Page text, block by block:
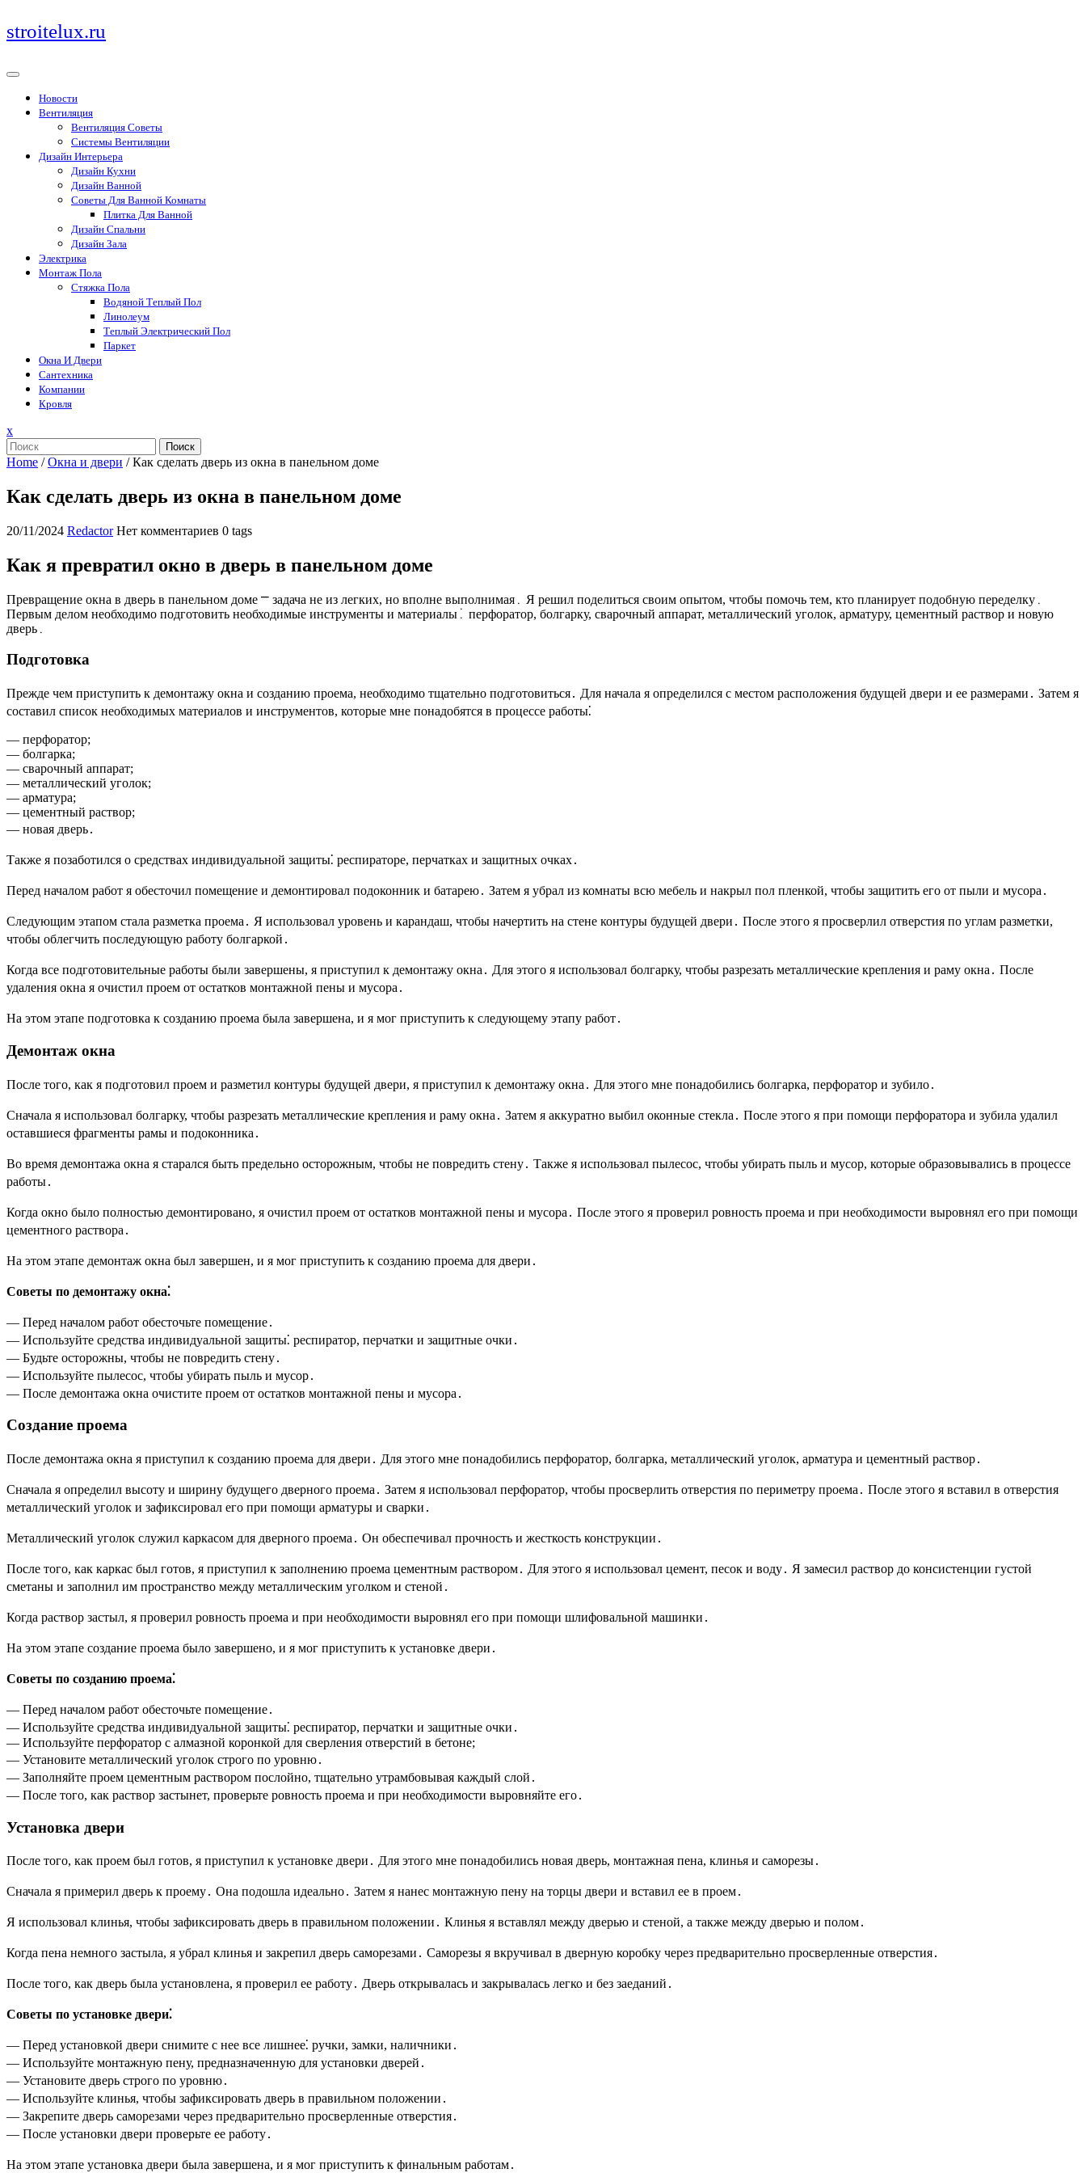
Перейти
к
stroitelux.ru
Новости
Вентиляция
Вентиляция Советы
Системы Вентиляции
Дизайн Интерьера
Дизайн Кухни
Дизайн Ванной
Советы Для Ванной Комнаты
Плитка Для Ванной
Дизайн Спальни
Дизайн Зала
Электрика
Монтаж Пола
Стяжка Пола
Водяной Теплый Пол
Линолеум
Теплый Электрический Пол
Паркет
Окна И Двери
Сантехника
Компании
Кровля
xЗакрыть
меню
Поиск
Home /Окна и двери /Как сделать дверь из окна в панельном доме
Как сделать дверь из окна в панельном доме
20/11/2024 Redactor Нет комментариев 0 tags
Как я превратил окно в дверь в панельном доме
Превращение окна в дверь в панельном доме ⎻ задача не из легких, но вполне выполнимая․ Я решил поделиться своим опытом, чтобы помочь тем, кто планирует подобную переделку․
Первым делом необходимо подготовить необходимые инструменты и материалы⁚ перфоратор, болгарку, сварочный аппарат, металлический уголок, арматуру, цементный раствор и новую
дверь․
Подготовка
Прежде чем приступить к демонтажу окна и созданию проема, необходимо тщательно подготовиться․ Для начала я определился с местом расположения будущей двери и ее размерами․ Затем я
составил список необходимых материалов и инструментов, которые мне понадобятся в процессе работы⁚
— перфоратор;
— болгарка;
— сварочный аппарат;
— металлический уголок;
— арматура;
— цементный раствор;
— новая дверь․
Также я позаботился о средствах индивидуальной защиты⁚ респираторе, перчатках и защитных очках․
Перед началом работ я обесточил помещение и демонтировал подоконник и батарею․ Затем я убрал из комнаты всю мебель и накрыл пол пленкой, чтобы защитить его от пыли и мусора․
Следующим этапом стала разметка проема․ Я использовал уровень и карандаш, чтобы начертить на стене контуры будущей двери․ После этого я просверлил отверстия по углам разметки,
чтобы облегчить последующую работу болгаркой․
Когда все подготовительные работы были завершены, я приступил к демонтажу окна․ Для этого я использовал болгарку, чтобы разрезать металлические крепления и раму окна․ После
удаления окна я очистил проем от остатков монтажной пены и мусора․
На этом этапе подготовка к созданию проема была завершена, и я мог приступить к следующему этапу работ․
Демонтаж окна
После того, как я подготовил проем и разметил контуры будущей двери, я приступил к демонтажу окна․ Для этого мне понадобились болгарка, перфоратор и зубило․
Сначала я использовал болгарку, чтобы разрезать металлические крепления и раму окна․ Затем я аккуратно выбил оконные стекла․ После этого я при помощи перфоратора и зубила удалил
оставшиеся фрагменты рамы и подоконника․
Во время демонтажа окна я старался быть предельно осторожным, чтобы не повредить стену․ Также я использовал пылесос, чтобы убирать пыль и мусор, которые образовывались в процессе
работы․
Когда окно было полностью демонтировано, я очистил проем от остатков монтажной пены и мусора․ После этого я проверил ровность проема и при необходимости выровнял его при помощи
цементного раствора․
На этом этапе демонтаж окна был завершен, и я мог приступить к созданию проема для двери․
Советы по демонтажу окна⁚
— Перед началом работ обесточьте помещение․
— Используйте средства индивидуальной защиты⁚ респиратор, перчатки и защитные очки․
— Будьте осторожны, чтобы не повредить стену․
— Используйте пылесос, чтобы убирать пыль и мусор․
— После демонтажа окна очистите проем от остатков монтажной пены и мусора․
Создание проема
После демонтажа окна я приступил к созданию проема для двери․ Для этого мне понадобились перфоратор, болгарка, металлический уголок, арматура и цементный раствор․
Сначала я определил высоту и ширину будущего дверного проема․ Затем я использовал перфоратор, чтобы просверлить отверстия по периметру проема․ После этого я вставил в отверстия
металлический уголок и зафиксировал его при помощи арматуры и сварки․
Металлический уголок служил каркасом для дверного проема․ Он обеспечивал прочность и жесткость конструкции․
После того, как каркас был готов, я приступил к заполнению проема цементным раствором․ Для этого я использовал цемент, песок и воду․ Я замесил раствор до консистенции густой
сметаны и заполнил им пространство между металлическим уголком и стеной․
Когда раствор застыл, я проверил ровность проема и при необходимости выровнял его при помощи шлифовальной машинки․
На этом этапе создание проема было завершено, и я мог приступить к установке двери․
Советы по созданию проема⁚
— Перед началом работ обесточьте помещение․
— Используйте средства индивидуальной защиты⁚ респиратор, перчатки и защитные очки․
— Используйте перфоратор с алмазной коронкой для сверления отверстий в бетоне;
— Установите металлический уголок строго по уровню․
— Заполняйте проем цементным раствором послойно, тщательно утрамбовывая каждый слой․
— После того, как раствор застынет, проверьте ровность проема и при необходимости выровняйте его․
Установка двери
После того, как проем был готов, я приступил к установке двери․ Для этого мне понадобились новая дверь, монтажная пена, клинья и саморезы․
Сначала я примерил дверь к проему․ Она подошла идеально․ Затем я нанес монтажную пену на торцы двери и вставил ее в проем․
Я использовал клинья, чтобы зафиксировать дверь в правильном положении․ Клинья я вставлял между дверью и стеной, а также между дверью и полом․
Когда пена немного застыла, я убрал клинья и закрепил дверь саморезами․ Саморезы я вкручивал в дверную коробку через предварительно просверленные отверстия․
После того, как дверь была установлена, я проверил ее работу․ Дверь открывалась и закрывалась легко и без заеданий․
Советы по установке двери⁚
— Перед установкой двери снимите с нее все лишнее⁚ ручки, замки, наличники․
— Используйте монтажную пену, предназначенную для установки дверей․
— Установите дверь строго по уровню․
— Используйте клинья, чтобы зафиксировать дверь в правильном положении․
— Закрепите дверь саморезами через предварительно просверленные отверстия․
— После установки двери проверьте ее работу․
На этом этапе установка двери была завершена, и я мог приступить к финальным работам․